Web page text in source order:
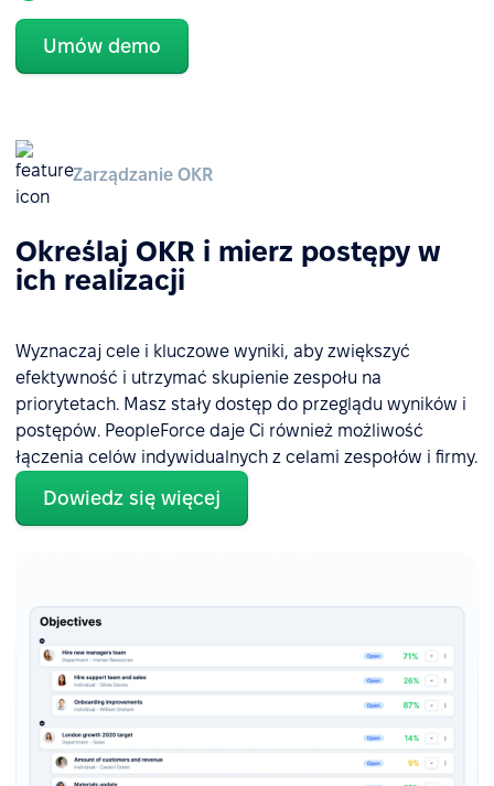
Umów demo
Zarządzanie OKR
Określaj OKR i mierz postępy w
ich realizacji
Wyznaczaj cele i kluczowe wyniki, aby zwiększyć
efektywność i utrzymać skupienie zespołu na
priorytetach. Masz stały dostęp do przeglądu wyników i
postępów. PeopleForce daje Ci również możliwość
łączenia celów indywidualnych z celami zespołów i firmy.
Dowiedz się więcej